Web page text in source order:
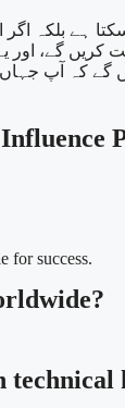
بلکہ اگر
گے،
گے کہ آپ
for success.